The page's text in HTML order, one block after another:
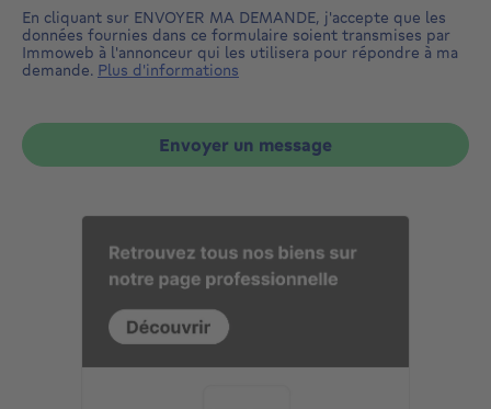
En cliquant sur ENVOYER MA DEMANDE, j'accepte que les
données fournies dans ce formulaire soient transmises par
Immoweb à l'annonceur qui les utilisera pour répondre à ma
demande. Plus d'informations
Envoyer un message